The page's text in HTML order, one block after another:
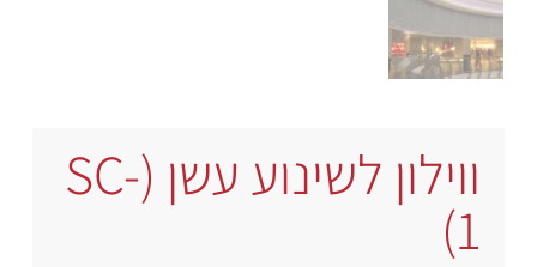
ווילון לשינוע עשן (SC-
1)